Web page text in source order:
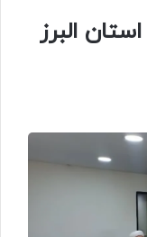
البرز